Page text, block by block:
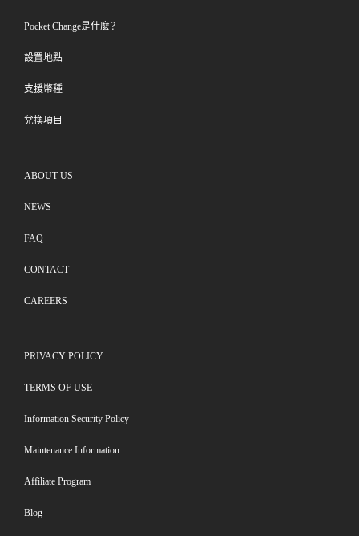
Pocket Change是什麼？
設置地點
支援幣種
兌換項目
ABOUT US
NEWS
FAQ
CONTACT
CAREERS
PRIVACY POLICY
TERMS OF USE
Information Security Policy
Maintenance Information
Affiliate Program
Blog